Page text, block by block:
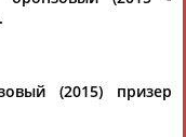
(2015) призер